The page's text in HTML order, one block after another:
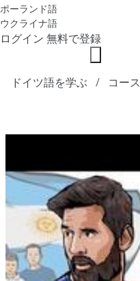
ポーランド語
ウクライナ語
ログイン 無料で登録
ドイツ語を学ぶ コース